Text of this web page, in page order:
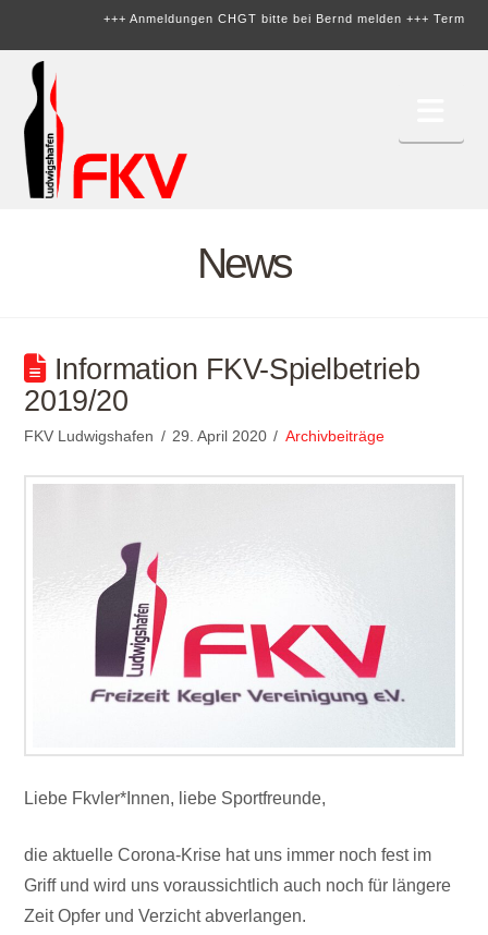
+++ Anmeldungen CHGT bitte bei Bernd melden +++Termine
News
Information FKV-Spielbetrieb
2019/20
FKV Ludwigshafen 29. April 2020 Archivbeiträge
Liebe Fkvler*Innen, liebe Sportfreunde,
die aktuelle Corona-Krise hat uns immer noch fest im
Griff und wird uns voraussichtlich auch noch für längere
Zeit Opfer und Verzicht abverlangen.